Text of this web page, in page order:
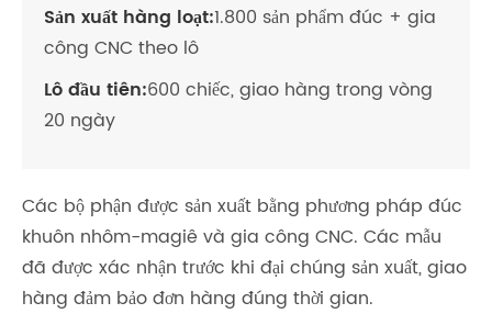
Sản xuất hàng loạt:1.800 sản phẩm đúc + gia
công CNC theo lô
Lô đầu tiên:600 chiếc, giao hàng trong vòng
20 ngày
Các bộ phận được sản xuất bằng phương pháp đúc
khuôn nhôm-magiê và gia công CNC. Các mẫu
đã được xác nhận trước khi đại chúng sản xuất, giao
hàng đảm bảo đơn hàng đúng thời gian.